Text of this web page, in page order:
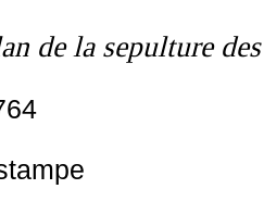
de la sepulture